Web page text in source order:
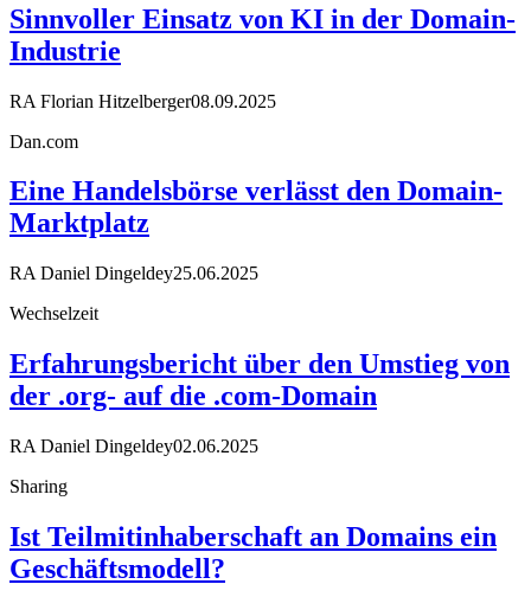
Sinnvoller Einsatz von KI in der Domain-
Industrie
RA Florian Hitzelberger08.09.2025
Dan.com
Eine Handelsbörse verlässt den Domain-
Marktplatz
RA Daniel Dingeldey25.06.2025
Wechselzeit
Erfahrungsbericht über den Umstieg von
der .org- auf die .com-Domain
RA Daniel Dingeldey02.06.2025
Sharing
Ist Teilmitinhaberschaft an Domains ein
Geschäftsmodell?